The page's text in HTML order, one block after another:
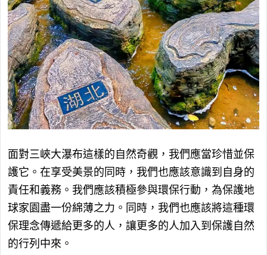
面對三峽大瀑布這樣的自然奇觀，我們應當珍惜並保
護它。在享受美景的同時，我們也應該意識到自身的
責任和義務。我們應該積極參與環保行動，為保護地
球家園盡一份綿薄之力。同時，我們也應該將這種環
保理念傳遞給更多的人，讓更多的人加入到保護自然
的行列中來。